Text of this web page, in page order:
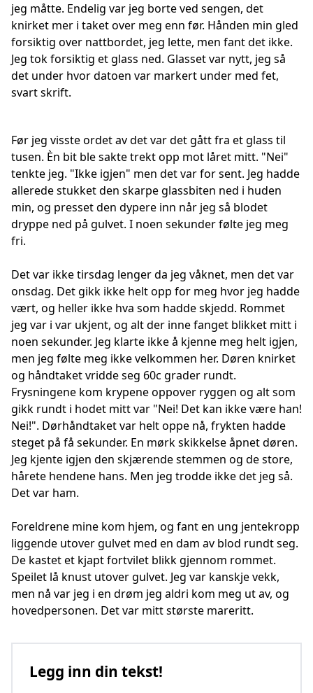
jeg måtte. Endelig var jeg borte ved sengen, det
knirket mer i taket over meg enn før. Hånden min gled
forsiktig over nattbordet, jeg lette, men fant det ikke.
Jeg tok forsiktig et glass ned. Glasset var nytt, jeg så
det under hvor datoen var markert under med fet,
svart skrift.
Før jeg visste ordet av det var det gått fra et glass til
tusen. Èn bit ble sakte trekt opp mot låret mitt. "Nei"
tenkte jeg. "Ikke igjen" men det var for sent. Jeg hadde
allerede stukket den skarpe glassbiten ned i huden
min, og presset den dypere inn når jeg så blodet
dryppe ned på gulvet. I noen sekunder følte jeg meg
fri.
Det var ikke tirsdag lenger da jeg våknet, men det var
onsdag. Det gikk ikke helt opp for meg hvor jeg hadde
vært, og heller ikke hva som hadde skjedd. Rommet
jeg var i var ukjent, og alt der inne fanget blikket mitt i
noen sekunder. Jeg klarte ikke å kjenne meg helt igjen,
men jeg følte meg ikke velkommen her. Døren knirket
og håndtaket vridde seg 60c grader rundt.
Frysningene kom krypene oppover ryggen og alt som
gikk rundt i hodet mitt var "Nei! Det kan ikke være han!
Nei!". Dørhåndtaket var helt oppe nå, frykten hadde
steget på få sekunder. En mørk skikkelse åpnet døren.
Jeg kjente igjen den skjærende stemmen og de store,
hårete hendene hans. Men jeg trodde ikke det jeg så.
Det var ham.
Foreldrene mine kom hjem, og fant en ung jentekropp
liggende utover gulvet med en dam av blod rundt seg.
De kastet et kjapt fortvilet blikk gjennom rommet.
Speilet lå knust utover gulvet. Jeg var kanskje vekk,
men nå var jeg i en drøm jeg aldri kom meg ut av, og
hovedpersonen. Det var mitt største mareritt.
Legg inn din tekst!